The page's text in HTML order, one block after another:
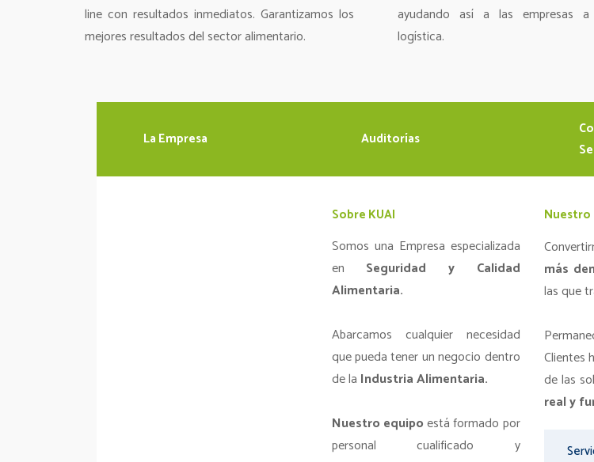
line con resultados inmediatos. Garantizamos los
mejores resultados del sector alimentario.
ayudando así a las empresas
logística.
La Empresa Auditorías
Sobre KUAI
Somos una Empresa especializada
en Seguridad y Calidad
Alimentaria.
Abarcamos cualquier necesidad
que pueda tener un negocio dentro
de la Industria Alimentaria.
Nuestro equipoestá formado por
personal cualificado y
más
las que
Clientes
de las
real y